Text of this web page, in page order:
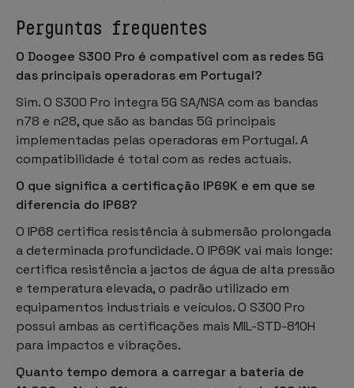
Perguntas frequentes
O Doogee S300 Pro é compatível com as redes 5G
das principais operadoras em Portugal?
Sim. O S300 Pro integra 5G SA/NSA com as bandas
n78 e n28, que são as bandas 5G principais
implementadas pelas operadoras em Portugal. A
compatibilidade é total com as redes actuais.
O que significa a certificação IP69K e em que se
diferencia do IP68?
O IP68 certifica resistência à submersão prolongada
a determinada profundidade. O IP69K vai mais longe:
certifica resistência a jactos de água de alta pressão
e temperatura elevada, o padrão utilizado em
equipamentos industriais e veículos. O S300 Pro
possui ambas as certificações mais MIL-STD-810H
para impactos e vibrações.
Quanto tempo demora a carregar a bateria de